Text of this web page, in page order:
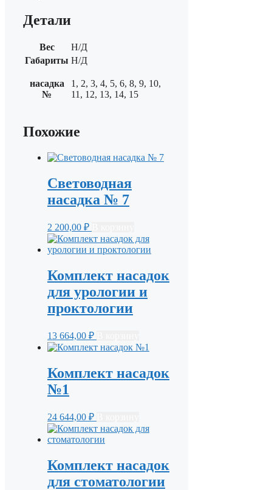
Детали
Вес
Н/Д
Габариты Н/Д
насадка
№
1, 2, 3, 4, 5, 6, 8, 9, 10,
11, 12, 13, 14, 15
Похожие
Световодная
насадка № 7
2 200,00 ₽
Комплект насадок
для урологии и
проктологии
13 664,00 ₽
Комплект насадок
№1
24 644,00 ₽
Комплект насадок
для стоматологии